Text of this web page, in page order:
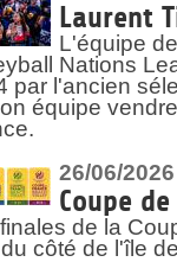
Laurent
L'équipe
Nations
par l'ancien
équipe
26/06/2026
Coupe
de la
côté de l'île